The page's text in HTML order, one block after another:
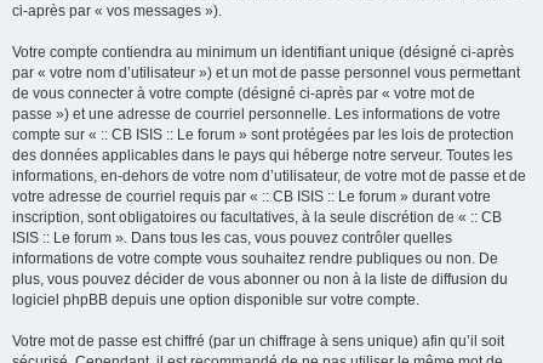
ci-après par « vos messages »).
Votre compte contiendra au minimum un identifiant unique (désigné ci-après
par « votre nom d’utilisateur ») et un mot de passe personnel vous permettant
de vous connecter à votre compte (désigné ci-après par « votre mot de
passe ») et une adresse de courriel personnelle. Les informations de votre
compte sur « :: CB ISIS :: Le forum » sont protégées par les lois de protection
des données applicables dans le pays qui héberge notre serveur. Toutes les
informations, en-dehors de votre nom d’utilisateur, de votre mot de passe et de
votre adresse de courriel requis par « :: CB ISIS :: Le forum » durant votre
inscription, sont obligatoires ou facultatives, à la seule discrétion de « :: CB
ISIS :: Le forum ». Dans tous les cas, vous pouvez contrôler quelles
informations de votre compte vous souhaitez rendre publiques ou non. De
plus, vous pouvez décider de vous abonner ou non à la liste de diffusion du
logiciel phpBB depuis une option disponible sur votre compte.
Votre mot de passe est chiffré (par un chiffrage à sens unique) afin qu’il soit